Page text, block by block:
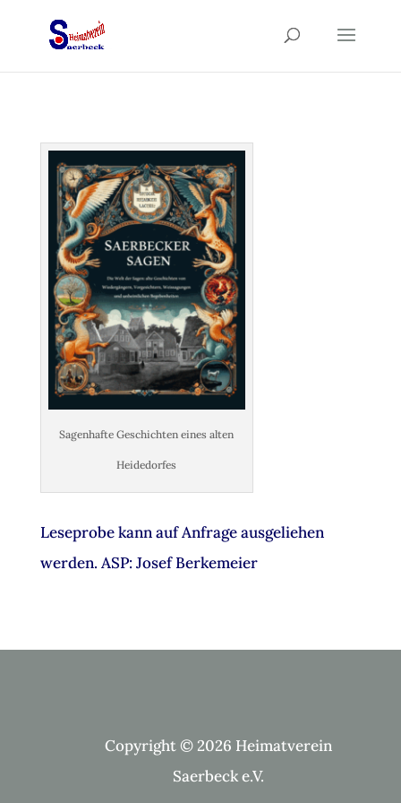
Sagenhafte Geschichten eines alten
Heidedorfes
Leseprobe kann auf Anfrage ausgeliehen
werden. ASP: Josef Berkemeier
Copyright © 2026 Heimatverein
Saerbeck e.V.